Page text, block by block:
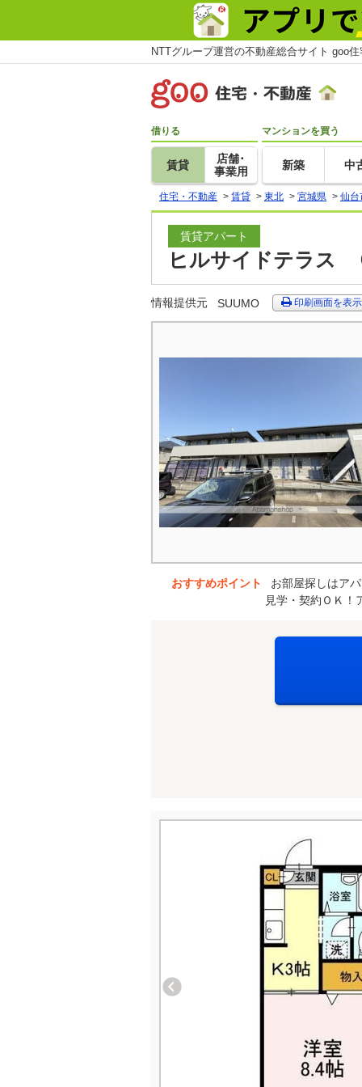
NTTグループ運営の不動産総合サイト goo
借りる
賃貸
店舗･
事業用
マンションを買う
新築 中
住宅・不動産 > 賃貸 > 東北 > 宮城県 > 仙台
賃貸アパート
ヒルサイドテラス
情報提供元 SUUMO 印刷画面を表示
おすすめポイント
お部屋探しはア
見学・契約ＯＫ！